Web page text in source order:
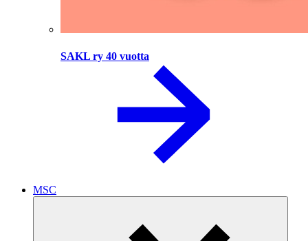
SAKL ry 40 vuotta
MSC